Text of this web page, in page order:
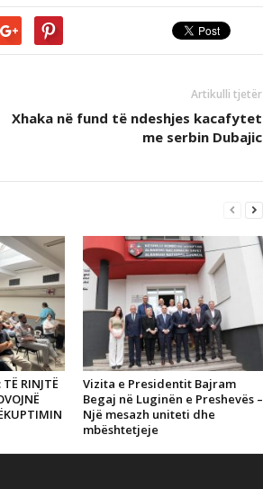
Artikulli tjetër
Xhaka në fund të ndeshjes kacafytet
me serbin Dubajic
RINJTË
Vizita e Presidentit Bajram
Begaj në Luginën e Preshevës –
Një mesazh uniteti dhe
mbështetjeje